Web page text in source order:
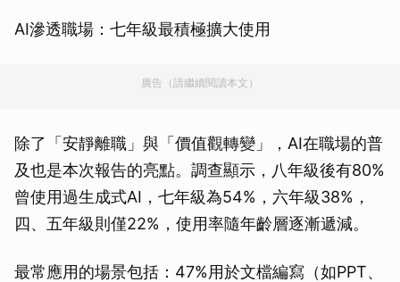
AI滲透職場：七年級最積極擴大使用
廣告（請繼續閱讀本文）
除了「安靜離職」與「價值觀轉變」，AI在職場的普
及也是本次報告的亮點。調查顯示，八年級後有80%
曾使用過生成式AI，七年級為54%，六年級38%，
四、五年級則僅22%，使用率隨年齡層逐漸遞減。
最常應用的場景包括：47%用於文檔編寫（如PPT、